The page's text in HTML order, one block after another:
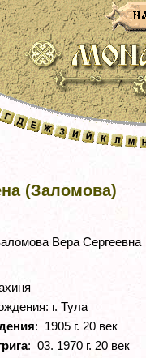
(Заломова)
Вера Сергеевна
г. Тула
: 1905 г. 20 век
: 03. 1970 г. 20 век